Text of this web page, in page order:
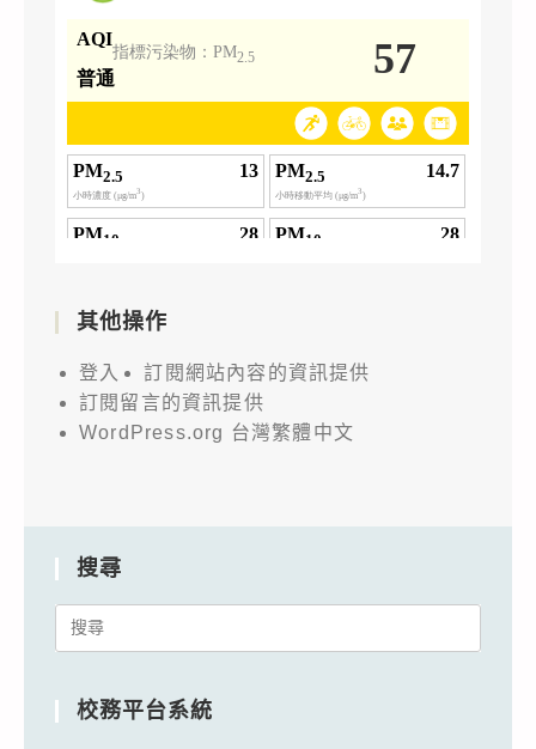
其他操作
登入
訂閱網站內容的資訊提供
訂閱留言的資訊提供
WordPress.org 台灣繁體中文
搜尋
Search
校務平台系統